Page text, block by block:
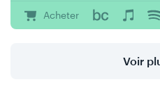
Acheter
Voir